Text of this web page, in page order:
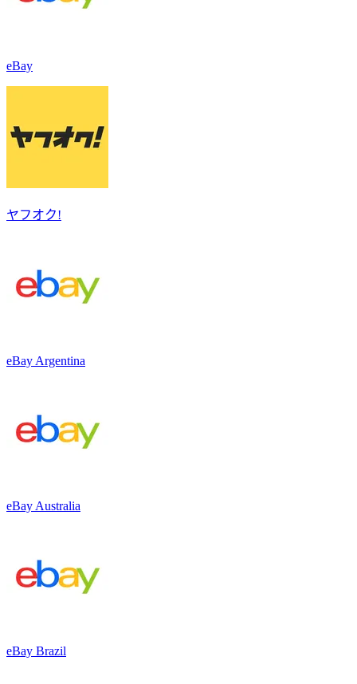
eBay
ヤフオク!
eBay Argentina
eBay Australia
eBay Brazil